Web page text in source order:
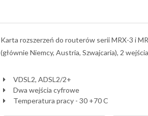
Karta rozszerzeń do routerów serii MRX-3 i
(głównie Niemcy, Austria, Szwajcaria), 2
VDSL2, ADSL2/2+
Dwa wejścia cyfrowe
Temperatura pracy - 30 +70 C